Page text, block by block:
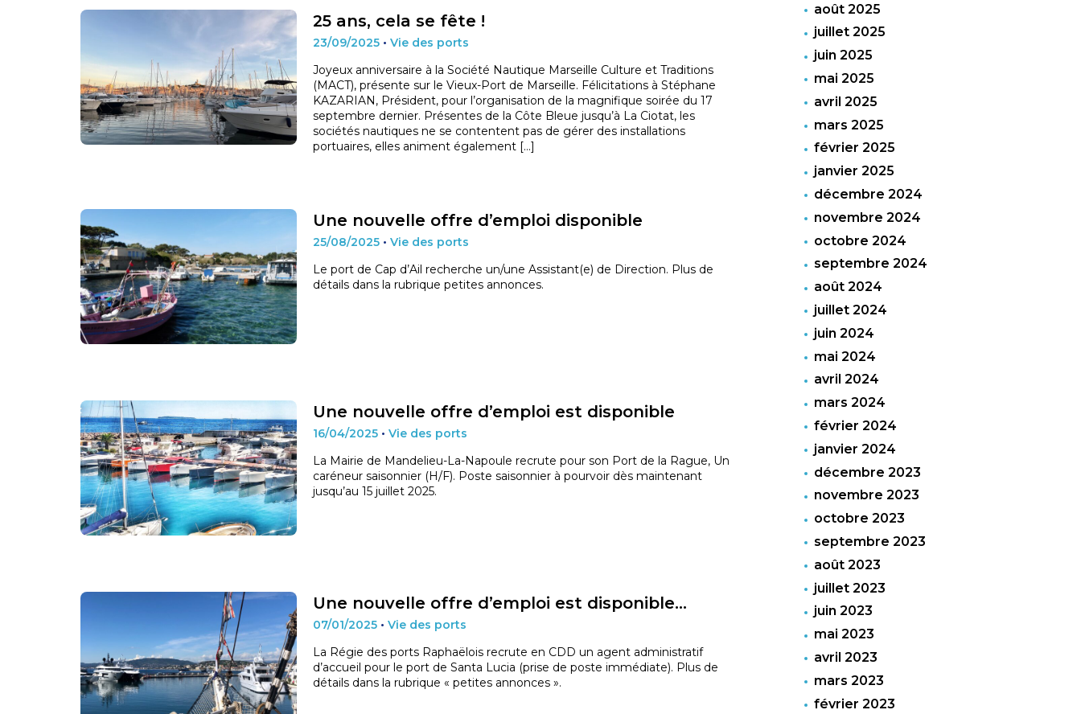
25 ans, cela se fête !
23/09/2025 • Vie des ports
Joyeux anniversaire à la Société Nautique Marseille Culture et Traditions
(MACT), présente sur le Vieux-Port de Marseille. Félicitations à Stéphane
KAZARIAN, Président, pour l’organisation de la magnifique soirée du 17
septembre dernier. Présentes de la Côte Bleue jusqu’à La Ciotat, les
sociétés nautiques ne se contentent pas de gérer des installations
portuaires, elles animent également […]
Une nouvelle offre d’emploi disponible
25/08/2025 • Vie des ports
Le port de Cap d’Ail recherche un/une Assistant(e) de Direction. Plus de
détails dans la rubrique petites annonces.
Une nouvelle offre d’emploi est disponible
16/04/2025 • Vie des ports
La Mairie de Mandelieu-La-Napoule recrute pour son Port de la Rague, Un
caréneur saisonnier (H/F). Poste saisonnier à pourvoir dès maintenant
jusqu’au 15 juillet 2025.
Une nouvelle offre d’emploi est disponible…
07/01/2025 • Vie des ports
La Régie des ports Raphaëlois recrute en CDD un agent administratif
d’accueil pour le port de Santa Lucia (prise de poste immédiate). Plus de
détails dans la rubrique « petites annonces ».
août 2025
juillet 2025
juin 2025
mai 2025
avril 2025
mars 2025
février 2025
janvier 2025
décembre 2024
novembre 2024
octobre 2024
septembre 2024
août 2024
juillet 2024
juin 2024
mai 2024
avril 2024
mars 2024
février 2024
janvier 2024
décembre 2023
novembre 2023
octobre 2023
septembre 2023
août 2023
juillet 2023
juin 2023
mai 2023
avril 2023
mars 2023
février 2023